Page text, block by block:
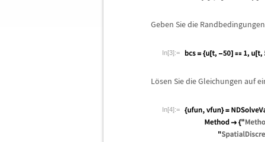
Geben Sie die
In[3]:=
Lösen Sie die Gleichungen auf
In[4]:=